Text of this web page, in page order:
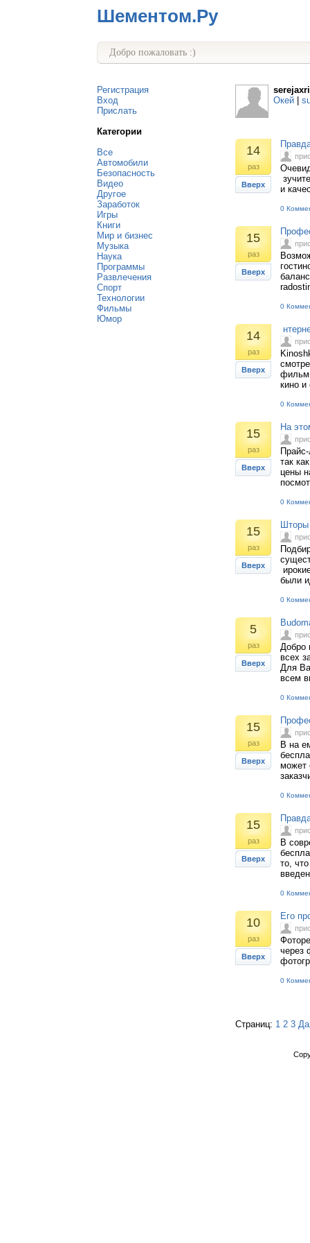
Шементом.Ру
Добро пожаловать :)
Регистрация
Вход
Прислать
Категории
Все
Автомобили
Безопасность
Видео
Другое
Заработок
Игры
Книги
Мир и бизнес
Музыка
Наука
Программы
Развлечения
Спорт
Технологии
Фильмы
Юмор
Окей
14
раз
Вверх
и
0
15
раз
Вверх
0
14
раз
Вверх
кино и
0
15
раз
Вверх
На
так
цены
0
15
раз
Вверх
Шторы
были
0
5
раз
Вверх
Добро
всех
Для
всем
0
15
раз
Вверх
В на
может
0
15
раз
Вверх
В
то,
0
10
раз
Вверх
Его
через
0
Страниц: 1 2 3